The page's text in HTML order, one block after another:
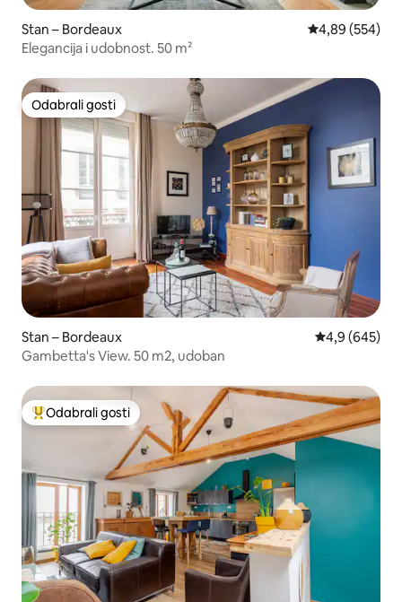
Stan – Bordeaux Prosječna
4,89 (554)
Elegancija i udobnost. 50 m²
Odabrali gosti
Odabrali gosti
Stan – Bordeaux Prosječna
4,9 (645)
Gambetta's View. 50 m2, udoban
Među najviše rangiranima s oznakom „Odabrali gosti”
Odabrali gosti